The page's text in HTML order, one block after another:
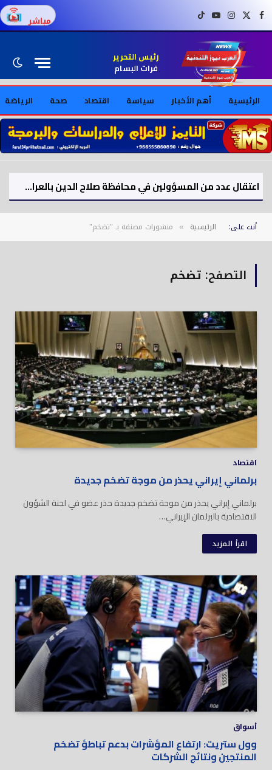
فيسبوكX (Twitter)
إنستغراميوتيوبتيك توك مباشر
رئيس التحرير
فرات البسام
الرئيسية أهم الأخبار سياسة اقتصاد صحة الرياضة
اعتقال عدد من المسؤولين في محافظة صلاح الدين بالعراق بتهم فساد
أنت على: الرئيسية » منشورات مصنفة بـ "تضخم"
التصفح: تضخم
اقتصاد
برلماني إيراني يحذر من موجة تضخم جديدة
برلماني إيراني يحذر من موجة تضخم جديدة حذر عضو في لجنة الشؤون
الاقتصادية بالبرلمان الإيراني…
اقرأ المزيد
أسواق
وول ستريت: ارتفاع المؤشرات بدعم تباطؤ تضخم
المنتجين ونتائج الشركات